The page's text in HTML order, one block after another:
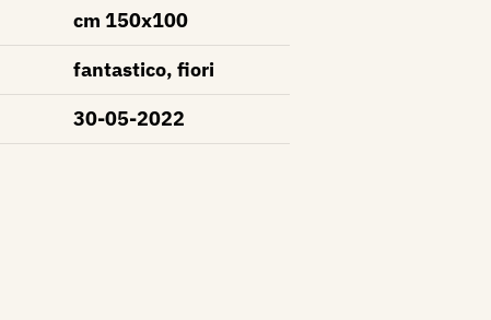
cm 150x100
fantastico, fiori
30-05-2022